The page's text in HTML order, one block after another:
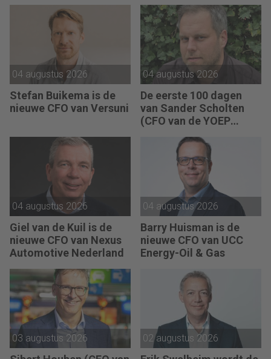
04 augustus 2026
Stefan Buikema is de
nieuwe CFO van Versuni
04 augustus 2026
De eerste 100 dagen
van Sander Scholten
(CFO van de YOEP
Groep): “Financiële
sturing werkt pas echt
als mensen begrijpen
waarom keuzes nodig
04 augustus 2026
Giel van de Kuil is de
nieuwe CFO van Nexus
Automotive Nederland
04 augustus 2026
Barry Huisman is de
nieuwe CFO van UCC
Energy-Oil & Gas
03 augustus 2026 02 augustus 2026